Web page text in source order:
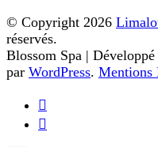
© Copyright 2026
réservés.
Blossom Spa | Développé
par WordPress. Mentions